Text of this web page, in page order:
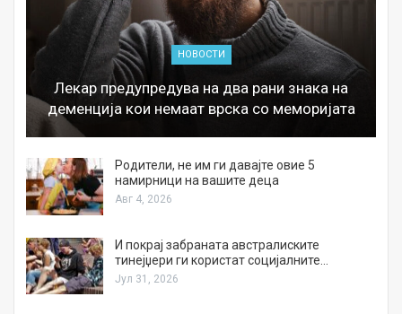
НОВОСТИ
Лекар предупредува на два рани знака на
деменција кои немаат врска со меморијата
Родители, не им ги давајте овие 5
намирници на вашите деца
Авг 4, 2026
И покрај забраната австралиските
тинејџери ги користат социјалните…
Јул 31, 2026